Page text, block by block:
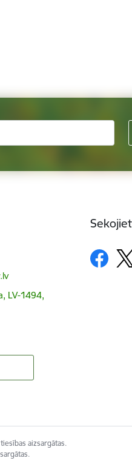
LV-1494,
aizsargātas.